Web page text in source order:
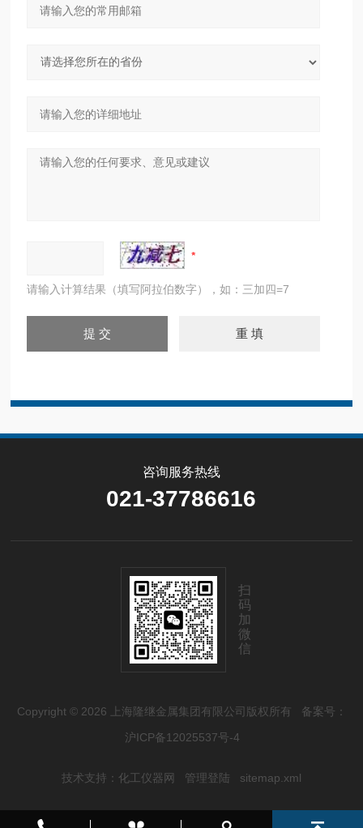
请输入计算结果（填写阿拉伯数字），如：三加四=7
咨询服务热线
021-37786616
扫
码
加
微
信
Copyright © 2026 上海隆继金属集团有限公司版权所有 备案号：
沪ICP备12025537号-4
技术支持： 化工仪器网 管理登陆 sitemap.xml